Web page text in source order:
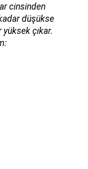
cinsinden
düşükse
çıkar.